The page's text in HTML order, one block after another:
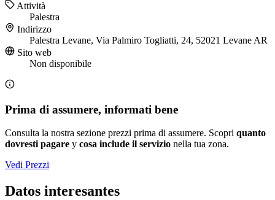
Attività
Palestra
Indirizzo
Palestra Levane, Via Palmiro Togliatti, 24, 52021 Levane AR
Sito web
Non disponibile
Prima di assumere, informati bene
Consulta la nostra sezione prezzi prima di assumere. Scopri quanto
dovresti pagare y cosa include il servizio nella tua zona.
Vedi Prezzi
Datos interesantes